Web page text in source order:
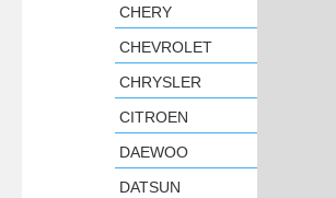
CHERY
CHEVROLET
CHRYSLER
CITROEN
DAEWOO
DATSUN